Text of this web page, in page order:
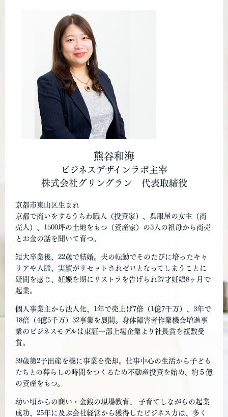
熊谷和海
ビジネスデザインラボ主宰
株式会社グリングラン 代表取締役
京都市東山区生まれ
京都で商いをするうちわ職人（投資家）、呉服屋の女主（商
売人）、1500坪の土地をもつ（資産家）の3人の祖母から商売
とお金の話を聞いて育つ。
短大卒業後、22歳で結婚。夫の転勤でそのたびに培ったキャ
リアや人脈、実績がリセットされゼロとなってしまうことに
疑問を感じ、妊娠を期にリストラを告げられ27才妊娠8ヶ月で
起業。
個人事業主から法人化、1年で売上げ7倍（1億7千万）、3年で
18倍（4億5千万）32事業を展開。身体障害者作業機会増進事
業のビジネスモデルは東証一部上場企業より社長賞を複数受
賞。
39歳第2子出産を機に事業を売却。仕事中心の生活から子ども
たちとの暮らしの時間をつくるため不動産投資を始め、約５億
の資産をもつ。
幼い頃からの商い・金銭の現場教育、 子育てしながらの起業
成功、25年に及ぶ会社経営から獲得したビジネス力は、多く